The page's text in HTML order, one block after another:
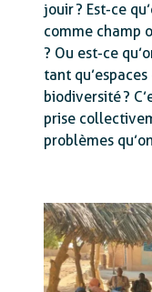
jouir ? Est-ce
comme champ
? Ou est-ce
tant
biodiversité ?
prise
problèmes